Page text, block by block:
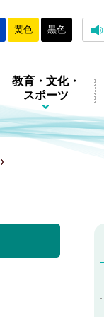
黄色 黒色
教育・文化・
スポーツ